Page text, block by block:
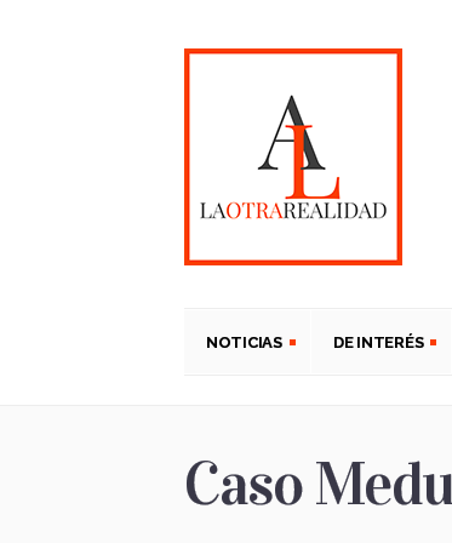
NOTICIAS DE INTERÉS
Caso